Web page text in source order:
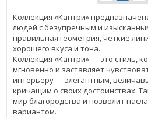
Коллекция «Кантри»
людей с безупречным и
правильная геометрия, четкие
хорошего вкуса и тона.
Коллекция «Кантри» — это стиль,
мгновенно и заставляет
интерьеру — элегантным,
кричащим о своих достоинствах.
мир благородства и позволит
вариантом.